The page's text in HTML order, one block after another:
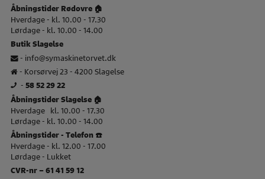
Åbningstider Rødovre 🏠
Hverdage - kl. 10.00 - 17.30
Lørdage - kl. 10.00 - 14.00
Butik Slagelse
- info@symaskinetorvet.dk
- Korsørvej 23 - 4200 Slagelse
- 58 52 29 22
Åbningstider Slagelse 🏠
Hverdage kl. 10.00 - 17.30
Lørdage - kl. 10.00 - 14.00
Åbningstider - Telefon ☎️
Hverdage - kl. 12.00 - 17.00
Lørdage - Lukket
CVR-nr – 61 41 59 12